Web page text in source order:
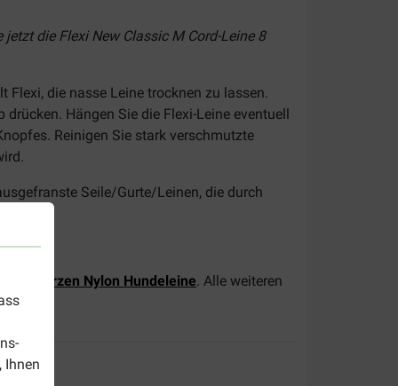
Ihnen
die Flexi New Classic M Cord-Leine 8
Flexi, die nasse Leine trocknen zu lassen.
Hängen Sie die Flexi-Leine eventuell
Reinigen Sie stark verschmutzte
Seile/Gurte/Leinen, die durch
Schwarzen Nylon Hundeleine. Alle weiteren